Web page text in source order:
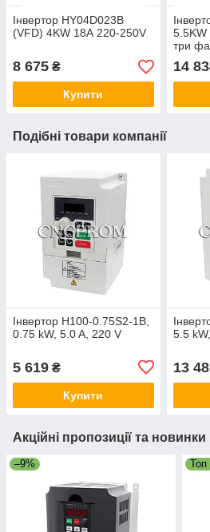
Інвертор HY04D023B
(VFD) 4KW 18А 220-250V
8 675 ₴
Купити
5.5KW
три
14
Подібні товари компанії
Інвертор H100-0.75S2-1B,
0.75 kW, 5.0 A, 220 V
5 619 ₴
Купити
5.5
13
Акційні пропозиції та новинки
–9% Топ